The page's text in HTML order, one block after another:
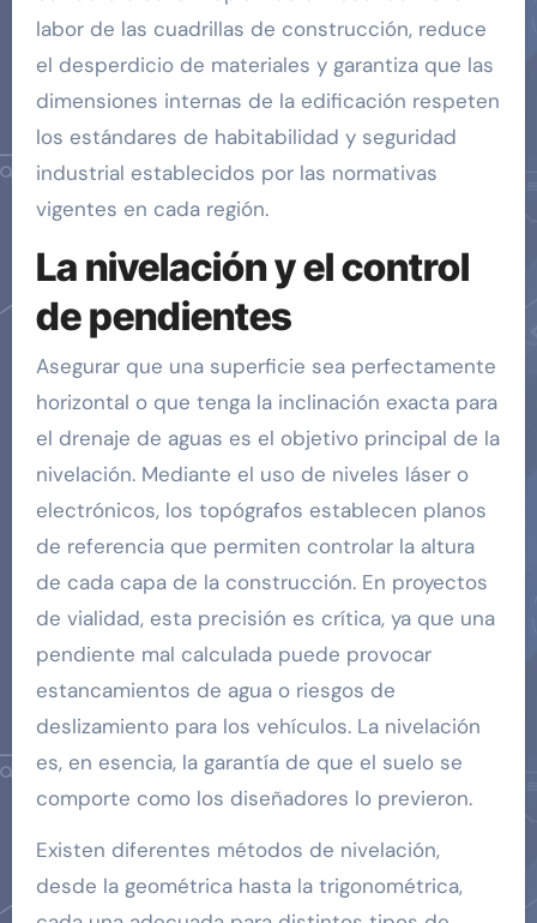
labor de las cuadrillas de construcción, reduce
el desperdicio de materiales y garantiza que las
dimensiones internas de la edificación respeten
los estándares de habitabilidad y seguridad
industrial establecidos por las normativas
vigentes en cada región.
La nivelación y el control
de pendientes
Asegurar que una superficie sea perfectamente
horizontal o que tenga la inclinación exacta para
el drenaje de aguas es el objetivo principal de la
nivelación. Mediante el uso de niveles láser o
electrónicos, los topógrafos establecen planos
de referencia que permiten controlar la altura
de cada capa de la construcción. En proyectos
de vialidad, esta precisión es crítica, ya que una
pendiente mal calculada puede provocar
estancamientos de agua o riesgos de
deslizamiento para los vehículos. La nivelación
es, en esencia, la garantía de que el suelo se
comporte como los diseñadores lo previeron.
Existen diferentes métodos de nivelación,
desde la geométrica hasta la trigonométrica,